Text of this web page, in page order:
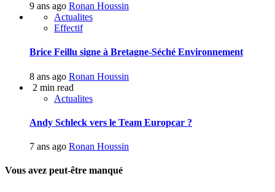
9 ans ago Ronan Houssin
Actualites
Effectif
Brice Feillu signe à Bretagne-Séché Environnement
8 ans ago Ronan Houssin
2 min read
Actualites
Andy Schleck vers le Team Europcar ?
7 ans ago Ronan Houssin
Vous avez peut-être manqué